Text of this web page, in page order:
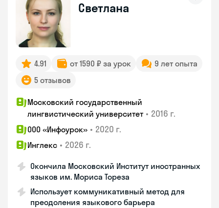
Светлана
4.91 от 1590 ₽ за урок
9 лет опыта
5 отзывов
Московский государственный
лингвистический университет • 2016 г.
ООО «Инфоурок» • 2020 г.
Инглекс • 2026 г.
Окончила Московский Институт иностранных
языков им. Мориса Тореза
Использует коммуникативный метод для
преодоления языкового барьера